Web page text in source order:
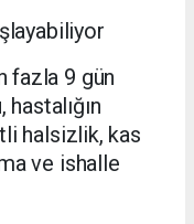
fazla 9 gün
halsizlik, kas
ve ishalle